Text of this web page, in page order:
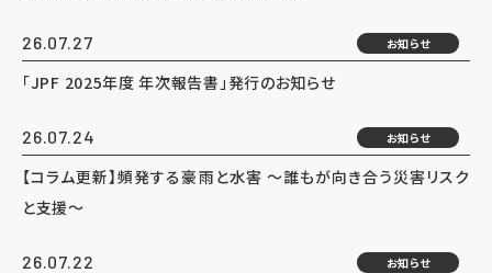
26.07.27 お知らせ
「JPF 2025年度 年次報告書」発行のお知らせ
26.07.24 お知らせ
【コラム更新】頻発する豪雨と水害 ～誰もが向き合う災害リスク
と支援～
26.07.22 お知らせ